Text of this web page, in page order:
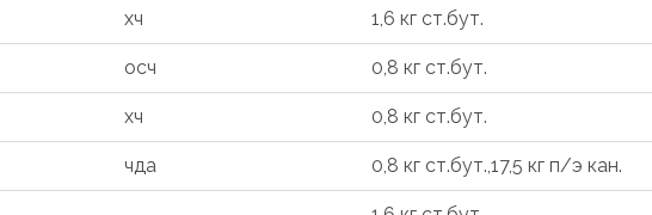
хч 1,6 кг ст.бут.
осч 0,8 кг ст.бут.
хч 0,8 кг ст.бут.
чда 0,8 кг ст.бут.,17,5 кг п/э кан.